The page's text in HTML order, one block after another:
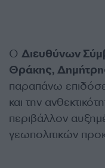
Ο Διευθύνων
Θράκης,
παραπάνω
και την
περιβάλλον
γεωπολιτικών